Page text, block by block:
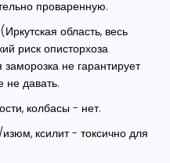
проваренную.
область, весь
риск описторхоза
не гарантирует
не давать.
колбасы - нет.
ксилит - токсично для